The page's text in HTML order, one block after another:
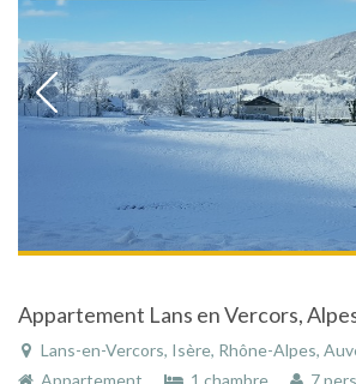
Appartement Lans en Vercors,
Lans-en-Vercors, Isère, Rhône-Alpes,